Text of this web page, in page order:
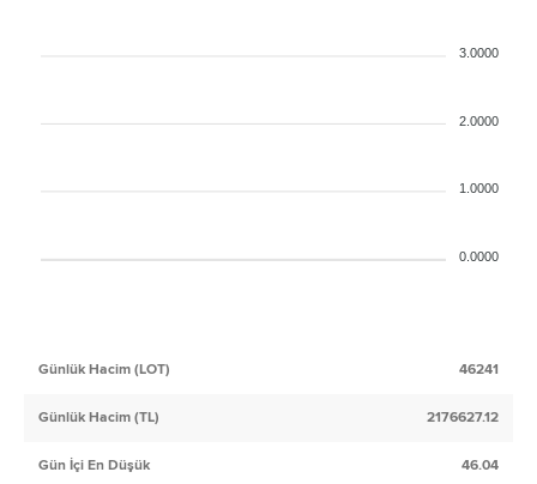
3.0000
2.0000
1.0000
0.0000
Günlük Hacim (LOT) 46241
Günlük Hacim (TL) 2176627.12
Gün İçi En Düşük 46.04